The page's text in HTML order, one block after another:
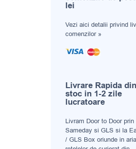
evaluări a clientului
lei
Vezi aici detalii privind
comenzilor »
Livrare Rapida din
stoc in 1-2 zile
lucratoare
Livram Door to Door prin
Sameday si GLS si la
/ GLS Box oriunde in aria